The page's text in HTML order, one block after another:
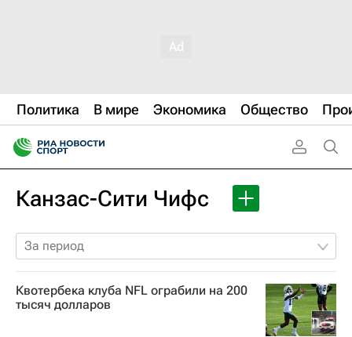
Политика В мире Экономика Общество
Канзас-Сити Чифс
За период
Квотербека клуба NFL ограбили на 200
тысяч долларов